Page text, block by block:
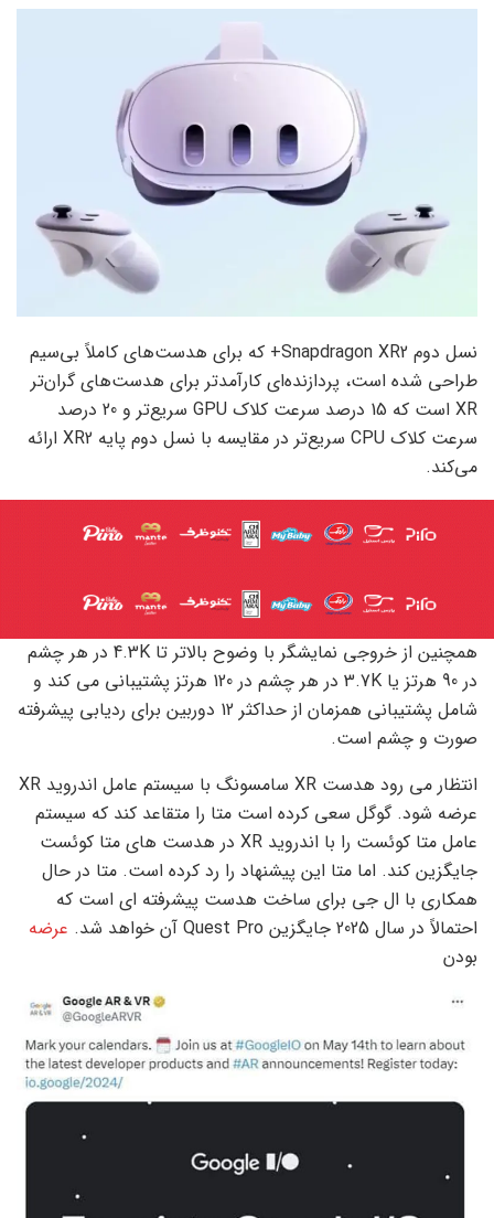
نسل دوم Snapdragon XR2+ که برای هدست‌های کاملاً بی‌سیم
طراحی شده است، پردازنده‌ای کارآمدتر برای هدست‌های گران‌تر
XR است که 15 درصد سرعت کلاک GPU سریع‌تر و 20 درصد
سرعت کلاک CPU سریع‌تر در مقایسه با نسل دوم پایه XR2 ارائه
می‌کند.
همچنین از خروجی نمایشگر با وضوح بالاتر تا 4.3K در هر چشم
در 90 هرتز یا 3.7K در هر چشم در 120 هرتز پشتیبانی می کند و
شامل پشتیبانی همزمان از حداکثر 12 دوربین برای ردیابی پیشرفته
صورت و چشم است.
انتظار می رود هدست XR سامسونگ با سیستم عامل اندروید XR
عرضه شود. گوگل سعی کرده است متا را متقاعد کند که سیستم
عامل متا کوئست را با اندروید XR در هدست های متا کوئست
جایگزین کند. اما متا این پیشنهاد را رد کرده است. متا در حال
همکاری با ال جی برای ساخت هدست پیشرفته ای است که
احتمالاً در سال 2025 جایگزین Quest Pro آن خواهد شد.
عرضه
بودن